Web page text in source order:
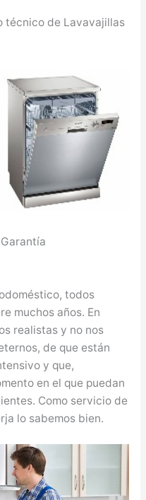
técnico de Lavavajillas
todos
muchos años. En
realistas y no nos
de que están
y que,
en el que puedan
Como servicio de
lo sabemos bien.